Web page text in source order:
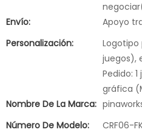
Envío:
Apoyo
Personalización:
Logotipo
juegos),
Pedido:
gráfica
Nombre De La Marca:
Número De Modelo:
CRF06-